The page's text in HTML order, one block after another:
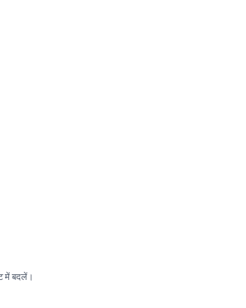
में बदलें।